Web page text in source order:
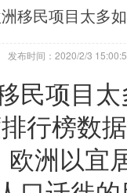
移民项目太多
发布时间：2020/2/3
民项目
行榜数
洲以宜